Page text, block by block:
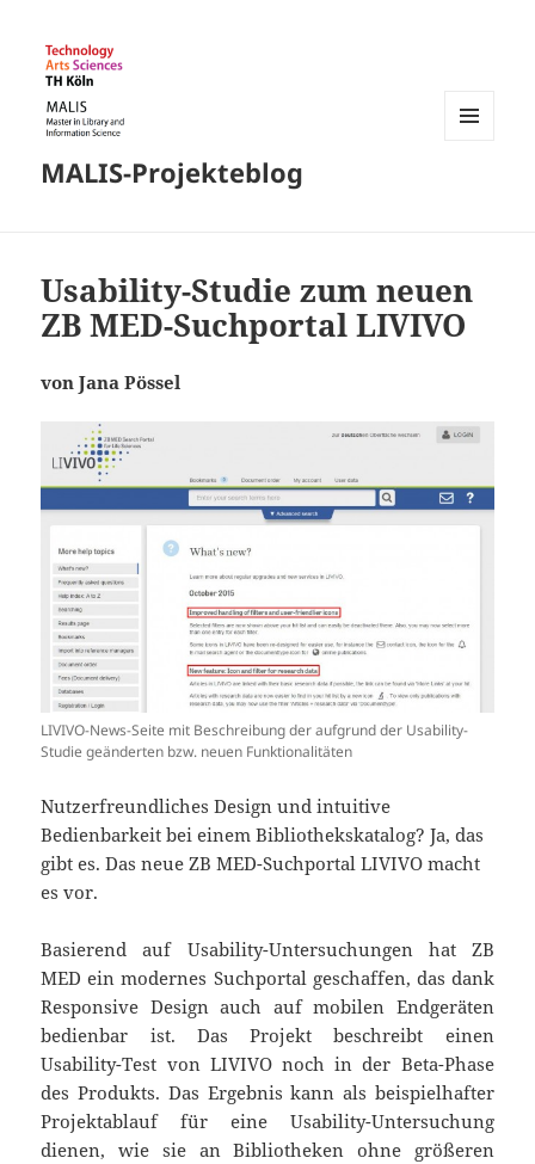
MALIS-Projekteblog
Usability-Studie zum neuen
ZB MED-Suchportal LIVIVO
von Jana Pössel
LIVIVO-News-Seite mit Beschreibung der aufgrund der Usability-
Studie geänderten bzw. neuen Funktionalitäten
Nutzerfreundliches Design und intuitive
Bedienbarkeit bei einem Bibliothekskatalog? Ja, das
gibt es. Das neue ZB MED-Suchportal LIVIVO macht
es vor.
Basierend auf Usability-Untersuchungen hat ZB
MED ein modernes Suchportal geschaffen, das dank
Responsive Design auch auf mobilen Endgeräten
bedienbar ist. Das Projekt beschreibt einen
Usability-Test von LIVIVO noch in der Beta-Phase
des Produkts. Das Ergebnis kann als beispielhafter
Projektablauf für eine Usability-Untersuchung
dienen, wie sie an Bibliotheken ohne größeren